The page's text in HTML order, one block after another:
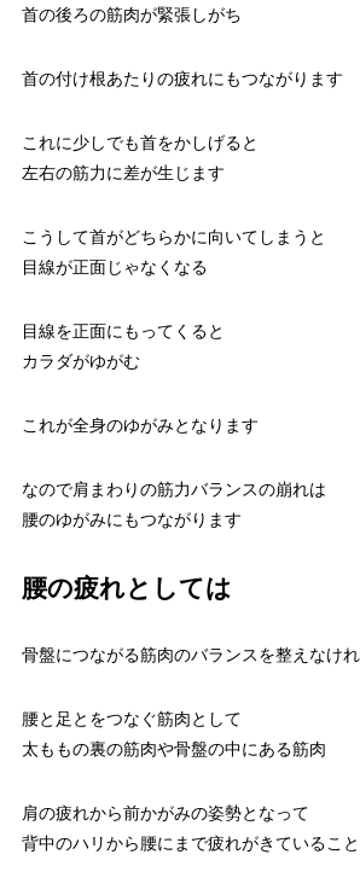
首の後ろの筋肉が緊張しがち
首の付け根あたりの疲れにもつながります
これに少しでも首をかしげると
左右の筋力に差が生じます
こうして首がどちらかに向いてしまうと
目線が正面じゃなくなる
目線を正面にもってくると
カラダがゆがむ
これが全身のゆがみとなります
なので肩まわりの筋力バランスの崩れは
腰のゆがみにもつながります
腰の疲れとしては
骨盤につながる筋肉のバランスを整えなけ
腰と足とをつなぐ筋肉として
太ももの裏の筋肉や骨盤の中にある筋肉
肩の疲れから前かがみの姿勢となって
背中のハリから腰にまで疲れがきているこ